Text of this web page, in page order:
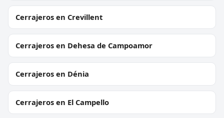
Cerrajeros en Crevillent
Cerrajeros en Dehesa de Campoamor
Cerrajeros en Dénia
Cerrajeros en El Campello